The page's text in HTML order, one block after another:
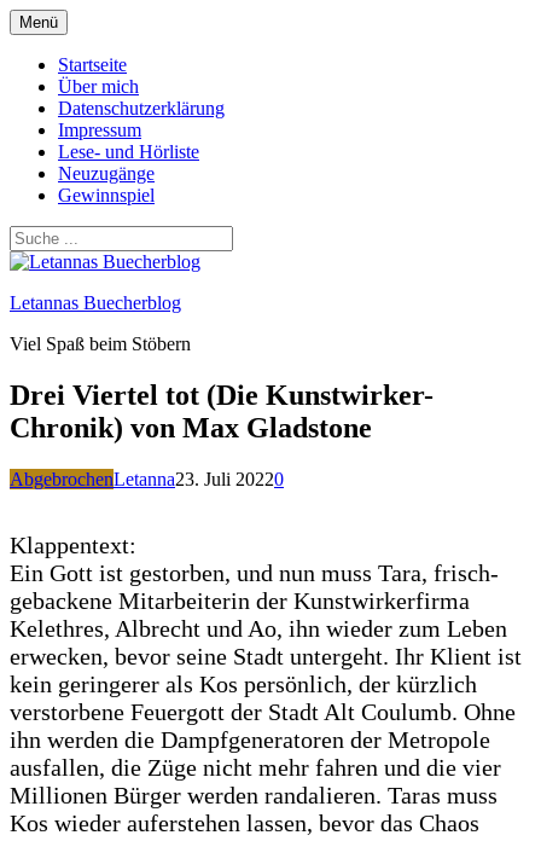
Zum
Inhalt
springen
Menü
Startseite
Über mich
Datenschutzerklärung
Impressum
Lese- und Hörliste
Neuzugänge
Gewinnspiel
Letannas Buecherblog
Viel Spaß beim Stöbern
Drei Viertel tot (Die Kunstwirker-
Chronik) von Max Gladstone
AbgebrochenLetanna23. Juli 20220
Klappentext:
Ein Gott ist gestorben, und nun muss Tara, frisch-
gebackene Mitarbeiterin der Kunstwirkerfirma
Kelethres, Albrecht und Ao, ihn wieder zum Leben
erwecken, bevor seine Stadt untergeht. Ihr Klient ist
kein geringerer als Kos persönlich, der kürzlich
verstorbene Feuergott der Stadt Alt Coulumb. Ohne
ihn werden die Dampfgeneratoren der Metropole
ausfallen, die Züge nicht mehr fahren und die vier
Millionen Bürger werden randalieren. Taras muss
Kos wieder auferstehen lassen, bevor das Chaos